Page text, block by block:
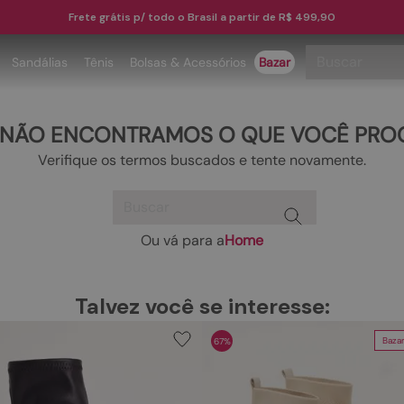
Frete grátis p/ todo o Brasil a partir de R$ 499,90
Sandálias Tênis Bolsas & Acessórios Bazar
ENCONTRAMOS O QUE VOCÊ
Verifique os termos buscados e tente novamente.
Ou vá para aHome
Talvez você se interesse:
Bazar
67%
1º
papete
2º
tenis
rasteira
9º
couro
TERMOS MAIS BUSCADOS
tenis
rasteira